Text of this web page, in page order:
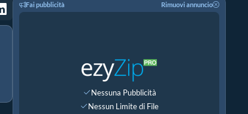
Fai pubblicità Rimuovi annuncio
Nessuna Pubblicità
Nessun Limite di File